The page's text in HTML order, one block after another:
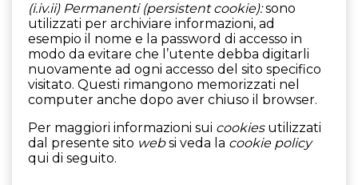
(i.iv.ii) Permanenti (persistent cookie):sono
utilizzati per archiviare informazioni, ad
esempio il nome e la password di accesso in
modo da evitare che l’utente debba digitarli
nuovamente ad ogni accesso del sito specifico
visitato. Questi rimangono memorizzati nel
computer anche dopo aver chiuso il browser.
Per maggiori informazioni sui cookiesutilizzati
dal presente sito websi veda la cookie policy
qui di seguito.